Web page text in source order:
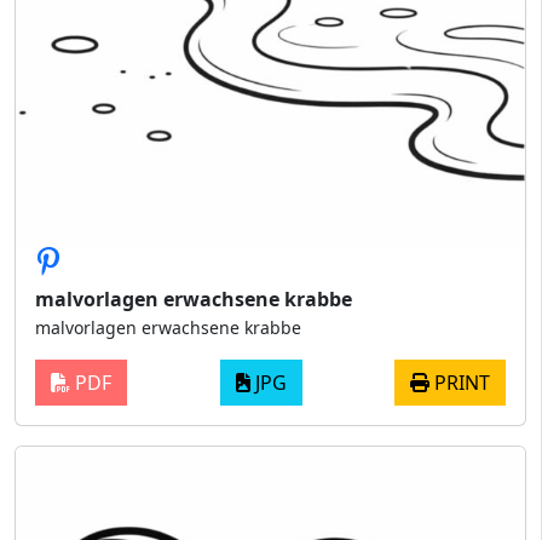
malvorlagen erwachsene krabbe
malvorlagen erwachsene krabbe
PDF JPG PRINT